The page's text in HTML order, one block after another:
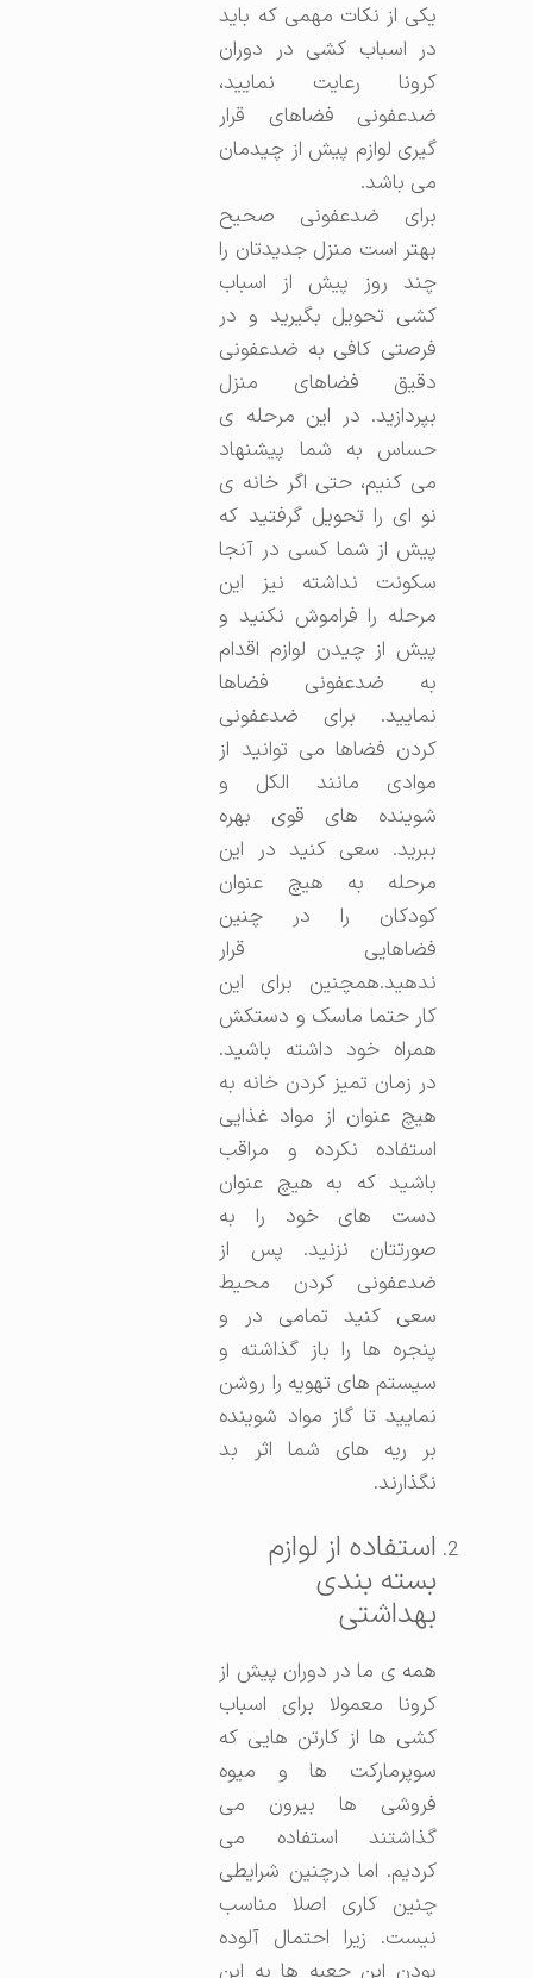
یکی از نکات مهمی که باید
در اسباب کشی در دوران
کرونا رعایت نمایید،
ضدعفونی فضاهای قرار
گیری لوازم پیش از چیدمان
می باشد.
برای ضدعفونی صحیح
بهتر است منزل جدیدتان را
چند روز پیش از اسباب
کشی تحویل بگیرید و در
فرصتی کافی به ضدعفونی
دقیق فضاهای منزل
بپردازید. در این مرحله ی
حساس به شما پیشنهاد
می کنیم، حتی اگر خانه ی
نو ای را تحویل گرفتید که
پیش از شما کسی در آنجا
سکونت نداشته نیز این
مرحله را فراموش نکنید و
پیش از چیدن لوازم اقدام
به ضدعفونی فضاها
نمایید. برای ضدعفونی
کردن فضاها می توانید از
موادی مانند الکل و
شوینده های قوی بهره
ببرید. سعی کنید در این
مرحله به هیچ عنوان
کودکان را در چنین
فضاهایی قرار
ندهید.همچنین برای این
کار حتما ماسک و دستکش
همراه خود داشته باشید.
در زمان تمیز کردن خانه به
هیچ عنوان از مواد غذایی
استفاده نکرده و مراقب
باشید که به هیچ عنوان
دست های خود را به
صورتتان نزنید. پس از
ضدعفونی کردن محیط
سعی کنید تمامی در و
پنجره ها را باز گذاشته و
سیستم های تهویه را روشن
نمایید تا گاز مواد شوینده
بر ریه های شما اثر بد
نگذارند.
استفاده از لوازم
بسته بندی
بهداشتی
همه ی ما در دوران پیش از
کرونا معمولا برای اسباب
کشی ها از کارتن هایی که
سوپرمارکت ها و میوه
فروشی ها بیرون می
گذاشتند استفاده می
کردیم. اما درچنین شرایطی
چنین کاری اصلا مناسب
نیست. زیرا احتمال آلوده